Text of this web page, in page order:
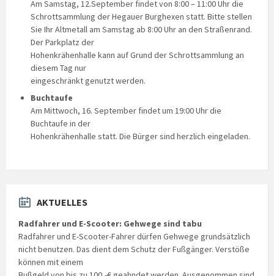
Am Samstag, 12.September findet von 8:00 – 11:00 Uhr die
Schrottsammlung der Hegauer Burghexen statt. Bitte stellen
Sie Ihr Altmetall am Samstag ab 8:00 Uhr an den Straßenrand.
Der Parkplatz der
Hohenkrähenhalle kann auf Grund der Schrottsammlung an
diesem Tag nur
eingeschränkt genutzt werden.
Buchtaufe
Am Mittwoch, 16. September findet um 19:00 Uhr die
Buchtaufe in der
Hohenkrähenhalle statt. Die Bürger sind herzlich eingeladen.
AKTUELLES
Radfahrer und E-Scooter: Gehwege sind tabu
Radfahrer und E-Scooter-Fahrer dürfen Gehwege grundsätzlich
nicht benutzen. Das dient dem Schutz der Fußgänger. Verstöße
können mit einem